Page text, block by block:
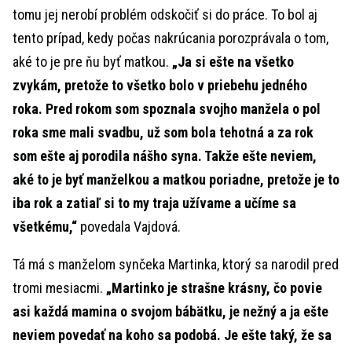
tomu jej nerobí problém odskočiť si do práce. To bol aj
tento prípad, kedy počas nakrúcania porozprávala o tom,
aké to je pre ňu byť matkou. „Ja si ešte na všetko
zvykám, pretože to všetko bolo v priebehu jedného
roka. Pred rokom som spoznala svojho manžela o pol
roka sme mali svadbu, už som bola tehotná a za rok
som ešte aj porodila nášho syna. Takže ešte neviem,
aké to je byť manželkou a matkou poriadne, pretože je to
iba rok a zatiaľ si to my traja užívame a učíme sa
všetkému,“ povedala Vajdová.
Tá má s manželom synčeka Martinka, ktorý sa narodil pred
tromi mesiacmi. „Martinko je strašne krásny, čo povie
asi každá mamina o svojom bábätku, je nežný a ja ešte
neviem povedať na koho sa podobá. Je ešte taký, že sa